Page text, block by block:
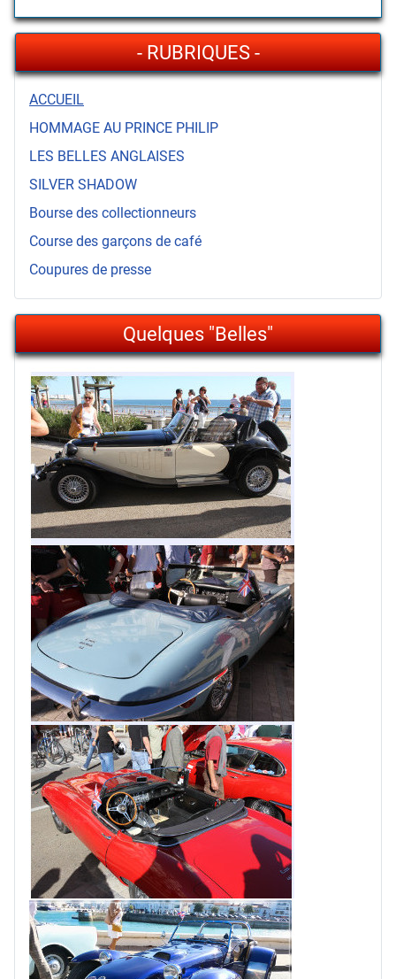
- RUBRIQUES -
ACCUEIL
HOMMAGE AU PRINCE PHILIP
LES BELLES ANGLAISES
SILVER SHADOW
Bourse des collectionneurs
Course des garçons de café
Coupures de presse
Quelques "Belles"